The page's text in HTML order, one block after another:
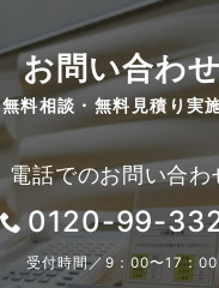
お問い合わ
無料相談・無料見積り実
電話でのお問い合わ
0120-99-
受付時間／9：00〜17：00